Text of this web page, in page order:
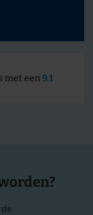
met een9.1